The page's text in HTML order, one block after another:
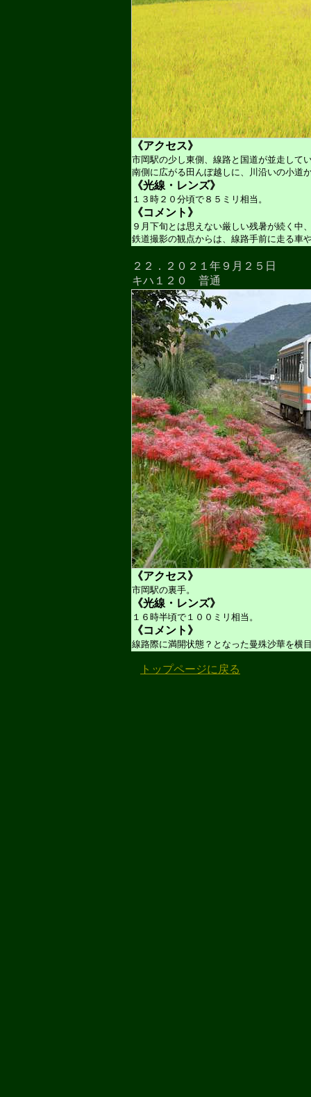
《アクセス》
市岡駅の少し東側、線路と国道が並走して
南側に広がる田んぼ越しに、川沿いの小道
《光線・レンズ》
１３時２０分頃で８５ミリ相当。
《コメント》
９月下旬とは思えない厳しい残暑が続く中
鉄道撮影の観点からは、線路手前に走る車
２２．２０２１年９月２５日
キハ１２０ 普通
《アクセス》
市岡駅の裏手。
《光線・レンズ》
１６時半頃で１００ミリ相当。
《コメント》
線路際に満開状態？となった曼殊沙華を横
トップページに戻る